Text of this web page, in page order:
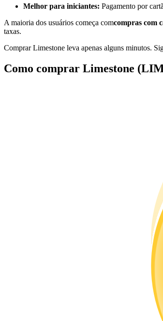
Copiar Trading
Desfrute da partilha de lucros e comissões de
Análise de big data, incluindo informações
Melhor para iniciantes: Pagamento por
A maioria dos usuários começa comcompras com
taxas.
Comprar Limestone leva apenas alguns minutos.
Como comprar Limestone